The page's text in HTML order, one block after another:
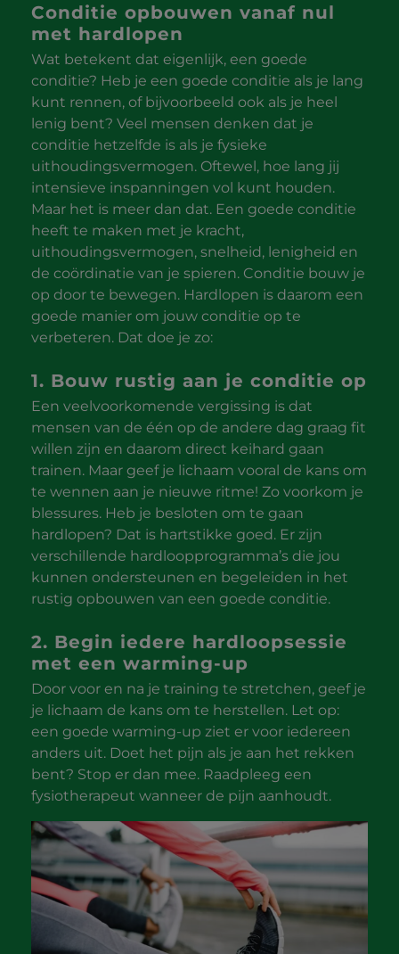
Conditie opbouwen vanaf nul
met hardlopen
Wat betekent dat eigenlijk, een goede
conditie? Heb je een goede conditie als je lang
kunt rennen, of bijvoorbeeld ook als je heel
lenig bent? Veel mensen denken dat je
conditie hetzelfde is als je fysieke
uithoudingsvermogen. Oftewel, hoe lang jij
intensieve inspanningen vol kunt houden.
Maar het is meer dan dat. Een goede conditie
heeft te maken met je kracht,
uithoudingsvermogen, snelheid, lenigheid en
de coördinatie van je spieren. Conditie bouw je
op door te bewegen. Hardlopen is daarom een
goede manier om jouw conditie op te
verbeteren. Dat doe je zo:
1. Bouw rustig aan je conditie op
Een veelvoorkomende vergissing is dat
mensen van de één op de andere dag graag fit
willen zijn en daarom direct keihard gaan
trainen. Maar geef je lichaam vooral de kans om
te wennen aan je nieuwe ritme! Zo voorkom je
blessures. Heb je besloten om te gaan
hardlopen? Dat is hartstikke goed. Er zijn
verschillende hardloopprogramma’s die jou
kunnen ondersteunen en begeleiden in het
rustig opbouwen van een goede conditie.
2. Begin iedere hardloopsessie
met een warming-up
Door voor en na je training te stretchen, geef je
je lichaam de kans om te herstellen. Let op:
een goede warming-up ziet er voor iedereen
anders uit. Doet het pijn als je aan het rekken
bent? Stop er dan mee. Raadpleeg een
fysiotherapeut wanneer de pijn aanhoudt.